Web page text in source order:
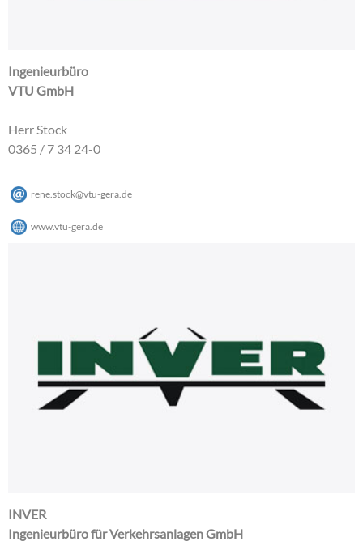
Ingenieurbüro
VTU GmbH
Herr Stock
0365 / 7 34 24-0
rene.stock@vtu-gera de
www.vtu-gera.de
INVER
Ingenieurbüro für Verkehrsanlagen GmbH